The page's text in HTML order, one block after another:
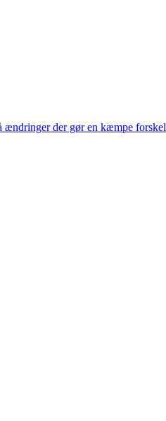
ændringer der gør en kæmpe forskel